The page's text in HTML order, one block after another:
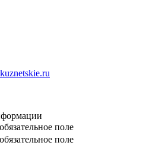
поле
поле